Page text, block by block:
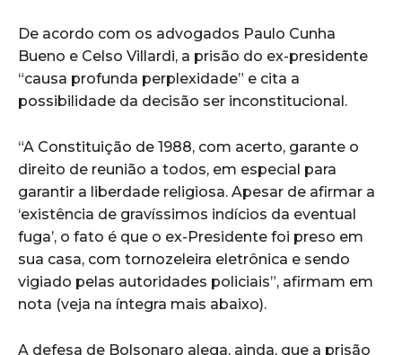
De acordo com os advogados Paulo Cunha
Bueno e Celso Villardi, a prisão do ex-presidente
“causa profunda perplexidade” e cita a
possibilidade da decisão ser inconstitucional.
“A Constituição de 1988, com acerto, garante o
direito de reunião a todos, em especial para
garantir a liberdade religiosa. Apesar de afirmar a
‘existência de gravíssimos indícios da eventual
fuga’, o fato é que o ex-Presidente foi preso em
sua casa, com tornozeleira eletrônica e sendo
vigiado pelas autoridades policiais”, afirmam em
nota (veja na íntegra mais abaixo).
A defesa de Bolsonaro alega, ainda, que a prisão